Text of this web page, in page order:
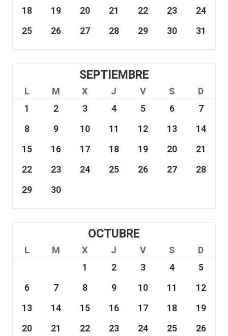
18
19 20 21 22 23
24
25
26 27 28 29 30 31
SEPTIEMBRE
L M X J V S
D
1
2 3 4 5 6
7
8
9 10 11 12 13
14
15
16 17 18 19 20
21
22
23 24 25 26 27
28
29
30
OCTUBRE
L M X J V S
D
1
2 3 4
5
6
7 8 9 10 11
12
13
14 15 16 17 18
19
20
21 22 23 24 25
26